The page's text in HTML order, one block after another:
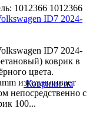
Коврики на
1012366 1012366
ID7 2024-
ID7 2024-
коврик в
цвета.
изготавливает
непосредственно с
100...